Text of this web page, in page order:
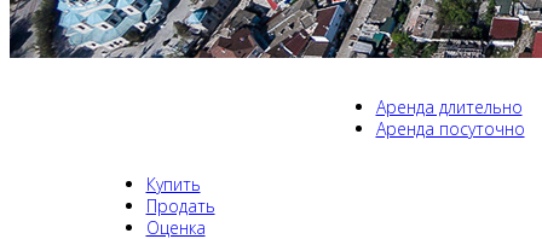
Аренда длительно
Аренда посуточно
Купить
Продать
Оценка